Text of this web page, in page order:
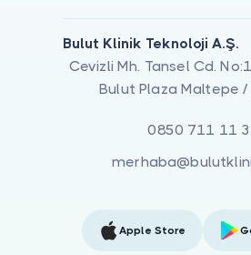
Bulut Klinik Teknoloji A.Ş.
Cevizli Mh. Tansel Cd.
Bulut Plaza Maltepe
0850 711 11
Apple Store